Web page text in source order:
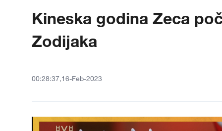
Kineska godina Zeca
Zodijaka
00:28:37,16-Feb-2023